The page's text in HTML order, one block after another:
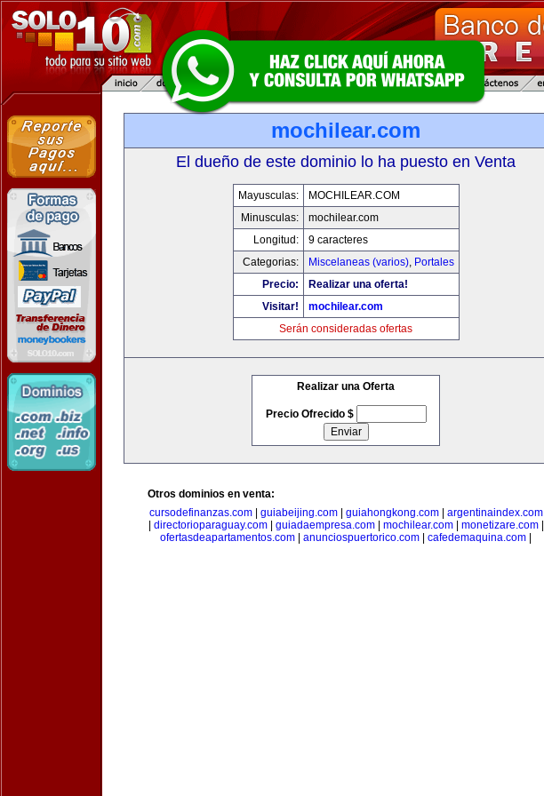
mochilear.com
El dueño de este dominio lo ha puesto en Venta
Mayusculas:
MOCHILEAR.COM
Minusculas:
mochilear.com
Longitud:
9 caracteres
Categorias:
Miscelaneas (varios), Portales
Precio:
Realizar una oferta!
Visitar!
mochilear.com
Serán consideradas ofertas
Realizar una Oferta
Precio Ofrecido $
Otros dominios en venta:
cursodefinanzas.com| guiabeijing.com| guiahongkong.com| argentinaindex.com
directorioparaguay.com| guiadaempresa.com| mochilear.com| monetizare.com|
ofertasdeapartamentos.com
anunciospuertorico.com cafedemaquina.com